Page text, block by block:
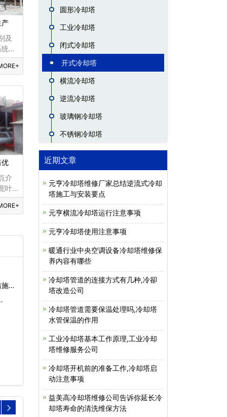
产
及
为
蒸
污
塔
塔的
优
介
叶
铝
噪
)
圆形冷却塔
工业冷却塔
闭式冷却塔
开式冷却塔
横流冷却塔
逆流冷却塔
玻璃钢冷却塔
不锈钢冷却塔
近期文章
元亨冷却塔维修厂家总结逆流式冷却
塔施工与安装要点
元亨横流冷却塔运行注意事项
元亨冷却塔使用注意事项
暖通行业中央空调设备冷却塔维修保
养内容有哪些
冷却塔管道的连接方式有几种,冷卻
塔改造公司
冷却塔管道需要保温处理吗,冷却塔
水管保温的作用
工业冷却塔基本工作原理,工业冷却
塔维修服务公司
冷却塔开机前的准备工作,冷却塔启
动注意事项
益美高冷却塔维修公司告诉你延长冷
却塔寿命的清洗维保方法